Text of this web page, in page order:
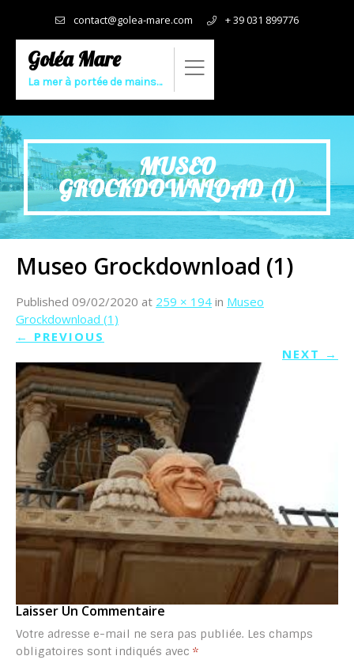
contact@golea-mare.com + 39 031 899776
Goléa Mare
La mer à portée de mains…
MUSEO
GROCKDOWNLOAD (1)
Museo Grockdownload (1)
Published 09/02/2020 at 259 × 194 in Museo
Grockdownload (1)
← PREVIOUS
NEXT →
Laisser Un Commentaire
Votre adresse e-mail ne sera pas publiée. Les champs
obligatoires sont indiqués avec *